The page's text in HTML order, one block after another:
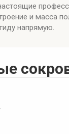
и масса
напрямую.